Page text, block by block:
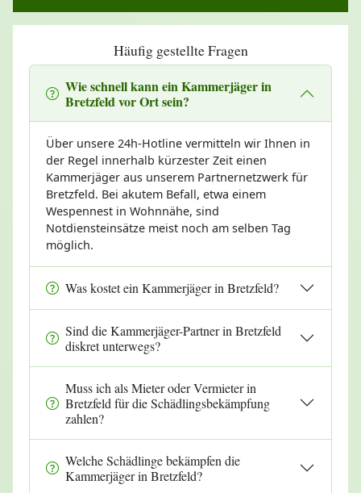
Häufig gestellte Fragen
Wie schnell kann ein Kammerjäger in
Bretzfeld vor Ort sein?
Über unsere 24h-Hotline vermitteln wir Ihnen in
der Regel innerhalb kürzester Zeit einen
Kammerjäger aus unserem Partnernetzwerk für
Bretzfeld. Bei akutem Befall, etwa einem
Wespennest in Wohnnähe, sind
Notdiensteinsätze meist noch am selben Tag
möglich.
Was kostet ein Kammerjäger in Bretzfeld?
Sind die Kammerjäger-Partner in Bretzfeld
diskret unterwegs?
Muss ich als Mieter oder Vermieter in
Bretzfeld für die Schädlingsbekämpfung
zahlen?
Welche Schädlinge bekämpfen die
Kammerjäger in Bretzfeld?